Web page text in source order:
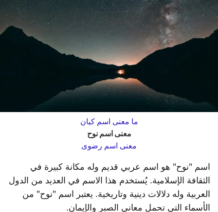
ما معنى اسم كيان
معنى اسم نوح
معنى اسم رضوى
اسم "نوح" هو اسم عربي قديم وله مكانة كبيرة في
الثقافة الإسلامية. يُستخدم هذا الاسم في العديد من الدول
العربية وله دلالات دينية وتاريخية. يعتبر اسم "نوح" من
الأسماء التي تحمل معاني الصبر والإيمان.